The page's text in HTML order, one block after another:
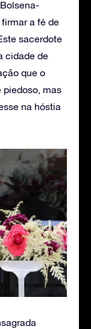
a fé de
sacerdote
cidade de
que o
piedoso, mas
na hóstia